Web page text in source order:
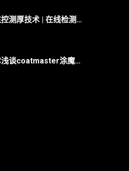
涂装智慧监控测厚技术 | 在线检测、非接触无损、防呆、不限底材
佛山翁开尔浅谈coatmaster涂魔师测曲面/焊缝/内部，复杂部件涂层测厚不再难